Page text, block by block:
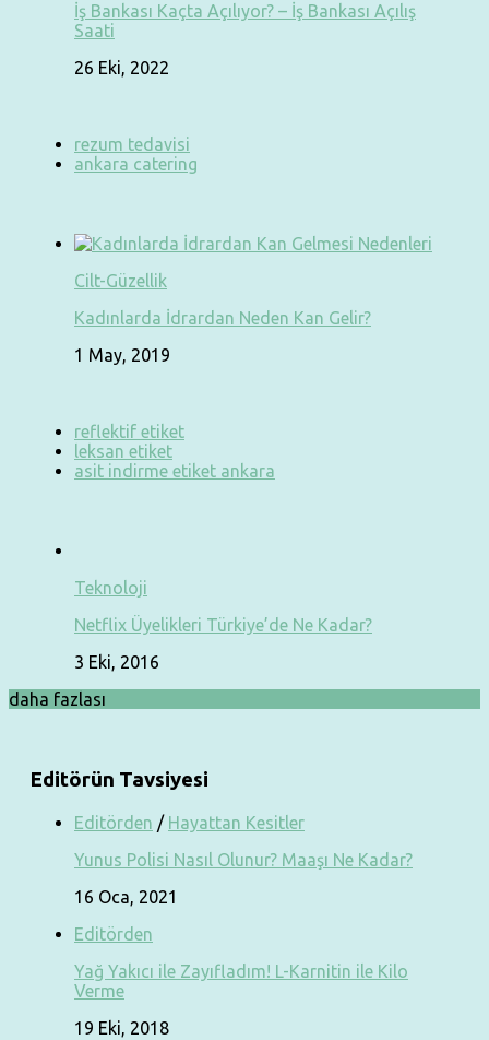
İş Bankası Kaçta Açılıyor? – İş Bankası Açılış
Saati
26 Eki, 2022
rezum tedavisi
ankara catering
Cilt-Güzellik
Kadınlarda İdrardan Neden Kan Gelir?
1 May, 2019
reflektif etiket
leksan etiket
asit indirme etiket ankara
Teknoloji
Netflix Üyelikleri Türkiye’de Ne Kadar?
3 Eki, 2016
daha fazlası
Editörün Tavsiyesi
Editörden / Hayattan Kesitler
Yunus Polisi Nasıl Olunur? Maaşı Ne Kadar?
16 Oca, 2021
Editörden
Yağ Yakıcı ile Zayıfladım! L-Karnitin ile Kilo
Verme
19 Eki, 2018